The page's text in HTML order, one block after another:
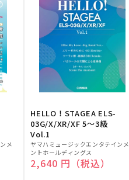
メ
HELLO！STAGEA ELS-
03G/X/XR/XF 5～3級
Vol.1
販
売
元:
ヤマハミュージックエンタテインメ
ントホールディングス
通常価格
2,640 円（税込）